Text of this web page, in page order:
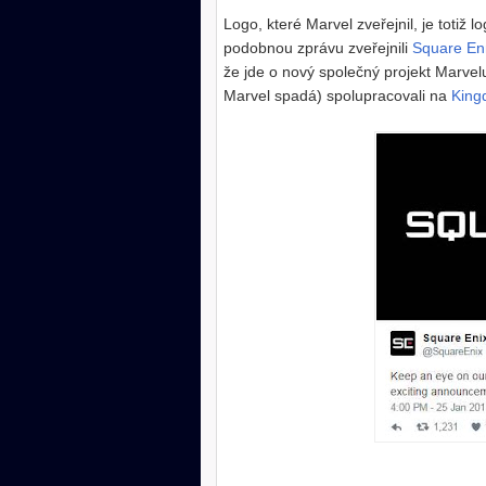
Logo, které Marvel zveřejnil, je totiž
podobnou zprávu zveřejnili Square
že jde o nový společný projekt
Marvel spadá) spolupracovali na